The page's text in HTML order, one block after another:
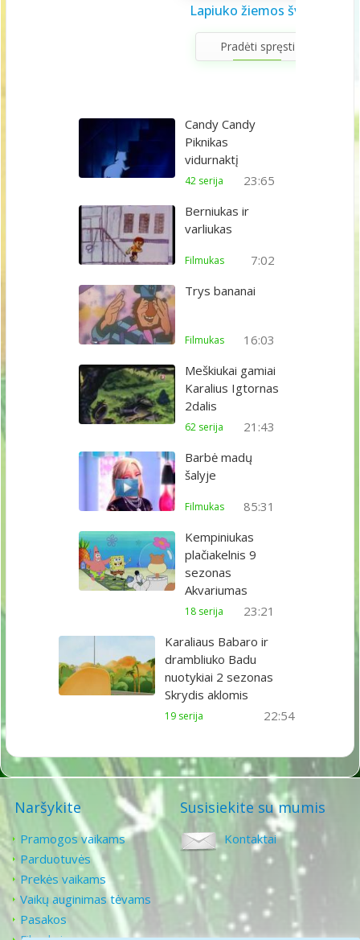
Lapiuko žiemos šviesa
Pradėti spręsti
Žiemos saulėgįžos
knygelė
Aš galiu rinktis
Saulės sistema vaikams
Sveikuolio užduotėlės
vaikams
Gyvūnai abc
apvedžiojimo knygelė
Draugystės užduotėlės
vaikams
Pavasario laiškas
mamai
Velykų užduotėlės
Gerumo advento
kalendorius
Candy Candy
Piknikas
vidurnaktį
23:65
42 serija
Berniukas ir
varliukas
7:02
Filmukas
Trys bananai
16:03
Filmukas
Meškiukai gamiai
Karalius Igtornas
2dalis
21:43
62 serija
Barbė madų
šalyje
85:31
Filmukas
Kempiniukas
plačiakelnis 9
sezonas
Akvariumas
23:21
18 serija
Karaliaus Babaro ir
drambliuko Badu
nuotykiai 2 sezonas
Skrydis aklomis
22:54
19 serija
Naršykite
Pramogos vaikams
Parduotuvės
Prekės vaikams
Vaikų auginimas tėvams
Pasakos
Susisiekite su mumis
Kontaktai